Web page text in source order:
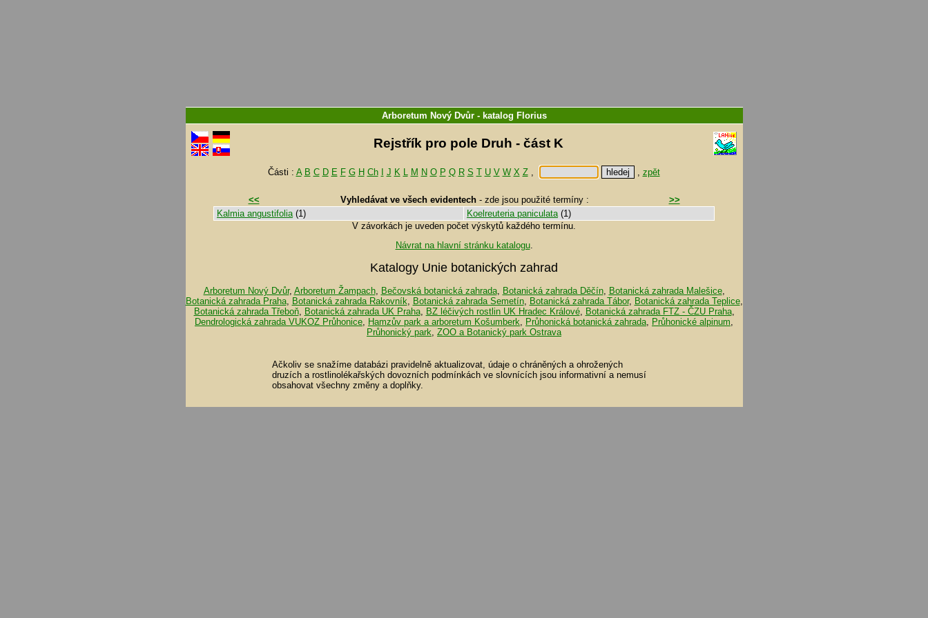
Arboretum Nový Dvůr- katalog Florius
Rejstřík pro pole Druh - část K
Části : A B C D E F G H Ch J K L M N O P Q R S T U V W X Z, , zpět
<< Vyhledávat ve všech evidentech- zde jsou použité termíny :
>>
Kalmia angustifolia(1) Koelreuteria paniculata(1)
V závorkách je uveden počet výskytů každého termínu.
Návrat na hlavní stránku katalogu.
Katalogy Unie botanických zahrad
Arboretum Nový Dvůr, Arboretum Žampach, Bečovská botanická zahrada, Botanická zahrada Děčín, Botanická zahrada Malešice,
Botanická zahrada Praha, Botanická zahrada Rakovník Botanická zahrada Semetín, Botanická zahrada Tábor, Botanická zahrada Teplice,
Botanická zahrada Třeboň, Botanická zahrada UK Praha, BZ léčivých rostlin UK Hradec Králové, Botanická zahrada FTZ - ČZU Praha,
Dendrologická zahrada VUKOZ Průhonice
Hamzův park a arboretum Košumberk Průhonická botanická zahrada Průhonické alpinum
Průhonický park ZOO a Botanický park Ostrava
Ačkoliv se snažíme databázi pravidelně aktualizovat, údaje o chráněných a ohrožených
druzích a rostlinolékařských dovozních podmínkách ve slovnících jsou informativní a nemusí
obsahovat všechny změny a doplňky.